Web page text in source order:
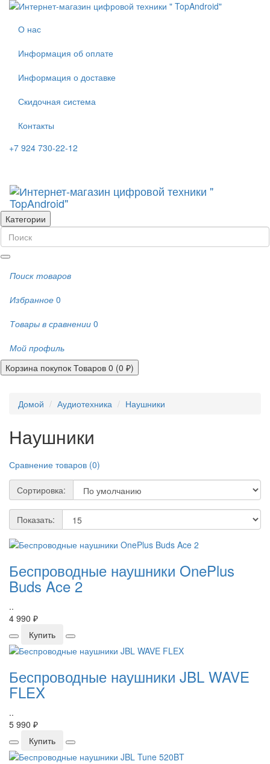
О нас
Информация об оплате
Информация о доставке
Скидочная система
Контакты
+7 924 730-22-12
Категории
Поиск товаров
Избранное 0
Товары в сравнении 0
Мой профиль
Корзина покупок Товаров 0 (0 ₽)
Домой Аудиотехника Наушники
Наушники
Сравнение товаров (0)
Сортировка:
Показать:
Беспроводные наушники OnePlus
Buds Ace 2
..
4 990 ₽
Купить
Беспроводные наушники JBL WAVE
FLEX
..
5 990 ₽
Купить